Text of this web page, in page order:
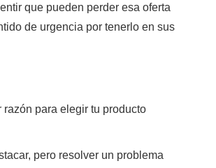
que pueden perder esa oferta
de urgencia por tenerlo en sus
para elegir tu producto
pero resolver un problema